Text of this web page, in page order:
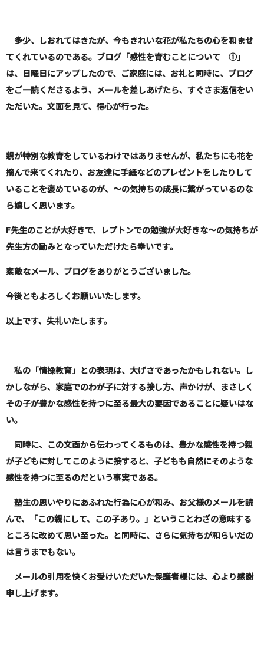
多少、しおれてはきたが、今もきれいな花が私たちの心を和ませ
てくれているのである。ブログ「感性を育むことについて ①」
は、日曜日にアップしたので、ご家庭には、お礼と同時に、ブログ
をご一読くださるよう、メールを差しあげたら、すぐさま返信をい
ただいた。文面を見て、得心が行った。
親が特別な教育をしているわけではありませんが、私たちにも花を
摘んで来てくれたり、お友達に手紙などのプレゼントをしたりして
いることを褒めているのが、～の気持ちの成長に繋がっているのな
ら嬉しく思います。
F先生のことが大好きで、レプトンでの勉強が大好きな～の気持ちが
先生方の励みとなっていただけたら幸いです。
素敵なメール、ブログをありがとうございました。
今後ともよろしくお願いいたします。
以上です、失礼いたします。
私の「情操教育」との表現は、大げさであったかもしれない。し
かしながら、家庭でのわが子に対する接し方、声かけが、まさしく
その子が豊かな感性を持つに至る最大の要因であることに疑いはな
い。
同時に、この文面から伝わってくるものは、豊かな感性を持つ親
が子どもに対してこのように接すると、子どもも自然にそのような
感性を持つに至るのだという事実である。
塾生の思いやりにあふれた行為に心が和み、お父様のメールを読
んで、「この親にして、この子あり。」ということわざの意味する
ところに改めて思い至った。と同時に、さらに気持ちが和らいだの
は言うまでもない。
メールの引用を快くお受けいただいた保護者様には、心より感謝
申し上げます。